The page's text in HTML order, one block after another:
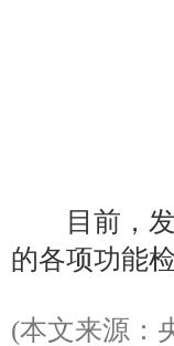
目前，发
的各项功能
(本文来源：